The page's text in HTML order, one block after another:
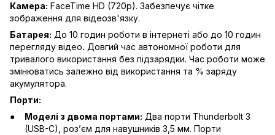
Камера: FaceTime HD (720p). Забезпечує чітке
зображення для відеозв'язку.
Батарея: До 10 годин роботи в інтернеті або до 10 годин
перегляду відео. Довгий час автономної роботи для
тривалого використання без підзарядки. Час роботи може
змінюватись залежно від використання та % заряду
акумулятора.
Порти:
Моделі з двома портами: Два порти Thunderbolt 3
(USB-C), роз’єм для навушників 3,5 мм. Порти